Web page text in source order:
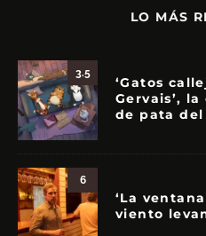
LO MÁS
3.5
‘Gatos
Gervais’,
de pata del
6
‘La
viento